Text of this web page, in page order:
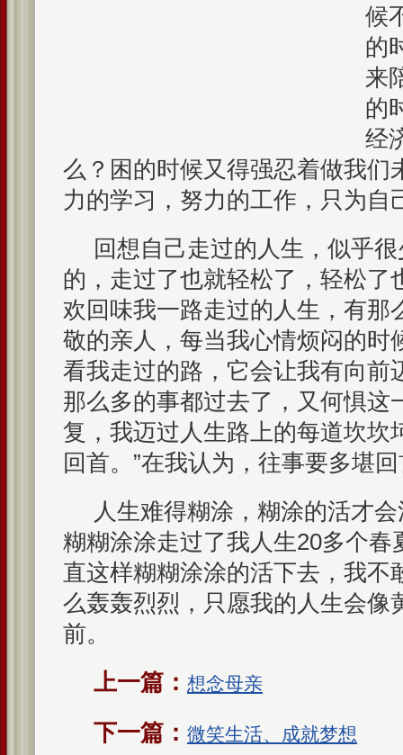
候
的
来
的
经
么？困的时候又得强忍着做我们
力的学习，努力的工作，只为自
回想自己走过的人生，似乎
的，走过了也就轻松了，轻松了
欢回味我一路走过的人生，有那
敬的亲人，每当我心情烦闷的时
看我走过的路，它会让我有向前
那么多的事都过去了，又何惧这
复，我迈过人生路上的每道坎坎
回首。”在我认为，往事要多堪
人生难得糊涂，糊涂的活才
糊糊涂涂走过了我人生20多个春
直这样糊糊涂涂的活下去，我不
么轰轰烈烈，只愿我的人生会像
前。
上一篇： 想念母亲
下一篇： 微笑生活、成就梦想